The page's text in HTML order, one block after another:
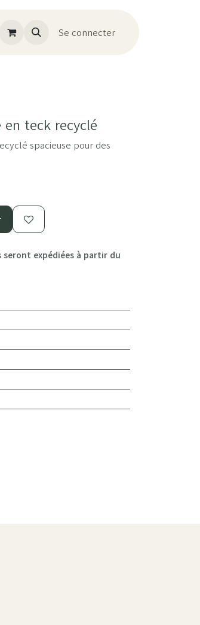
Se connecter
en teck recyclé
spacieuse pour des
seront expédiées à partir du